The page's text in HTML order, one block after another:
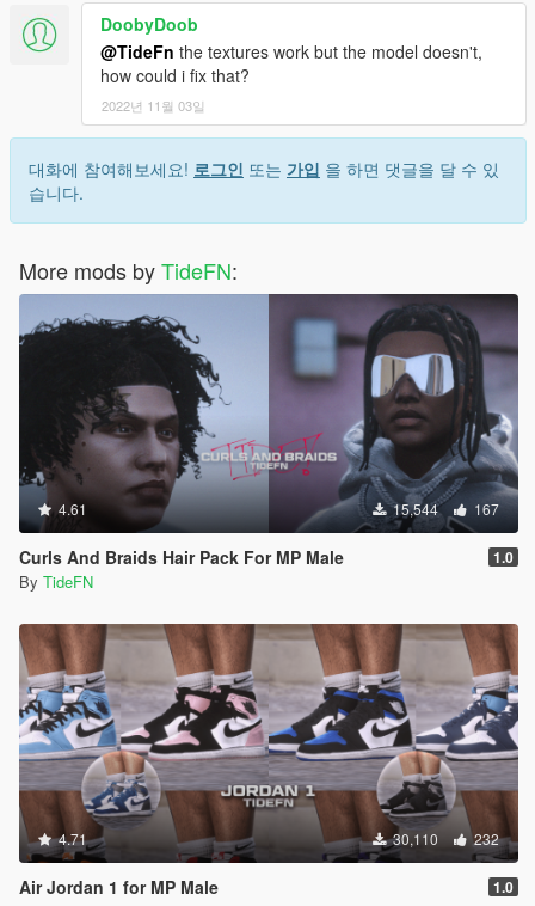
DoobyDoob
@TideFn the textures work but the model doesn't,
how could i fix that?
2022년 11월 03일
대화에 참여해보세요! 로그인 또는 가입 을 하면 댓글을 달 수 있
습니다.
More mods byTideFN:
4.61 15,544 167
Curls And Braids Hair Pack For MP Male 1.0
By TideFN
4.71 30,110 232
Air Jordan 1 for MP Male 1.0